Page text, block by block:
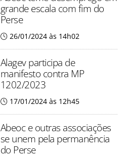
grande escala com fim do
Perse
26/01/2024 às 14h02
Alagev participa de
manifesto contra MP
1202/2023
17/01/2024 às 12h45
Abeoc e outras associações
se unem pela permanência
do Perse